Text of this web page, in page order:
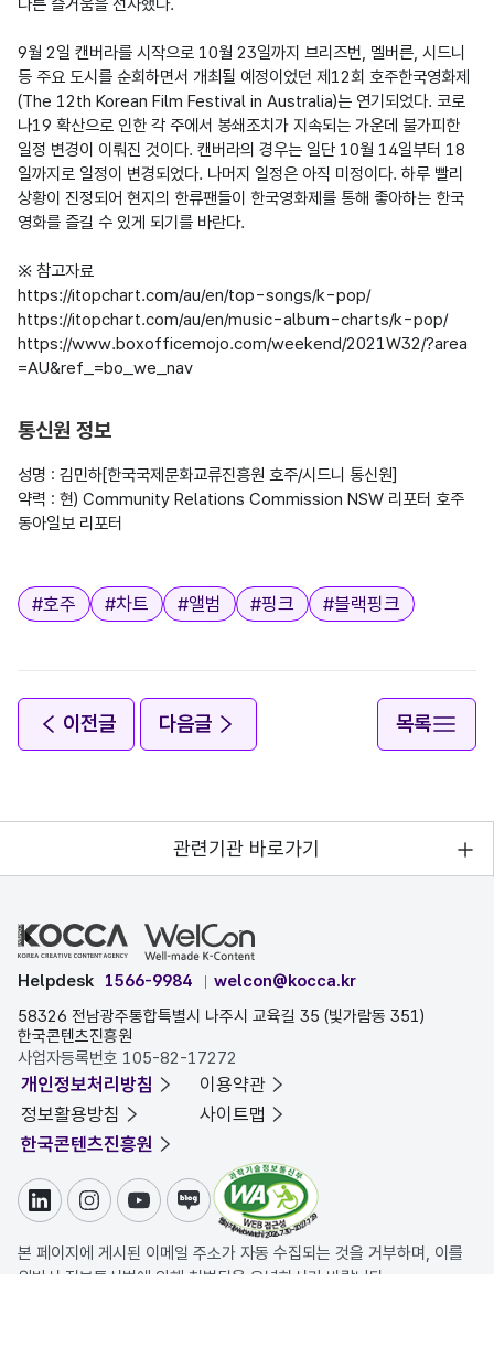
9월 2일 캔버라를 시작으로 10월 23일까지 브리즈번, 멜버른, 시드니
등 주요 도시를 순회하면서 개최될 예정이었던 제12회 호주한국영화제
(The 12th Korean Film Festival in Australia)는 연기되었다. 코로
나19 확산으로 인한 각 주에서 봉쇄조치가 지속되는 가운데 불가피한
일정 변경이 이뤄진 것이다. 캔버라의 경우는 일단 10월 14일부터 18
일까지로 일정이 변경되었다. 나머지 일정은 아직 미정이다. 하루 빨리
상황이 진정되어 현지의 한류팬들이 한국영화제를 통해 좋아하는 한국
영화를 즐길 수 있게 되기를 바란다.
※ 참고자료
https://itopchart.com/au/en/top-songs/k-pop/
https://itopchart.com/au/en/music-album-charts/k-pop/
https://www.boxofficemojo.com/weekend/2021W32/?area
=AU&ref_=bo_we_nav
통신원 정보
성명 : 김민하[한국국제문화교류진흥원 호주/시드니 통신원]
약력 : 현) Community Relations Commission NSW 리포터 호주
동아일보 리포터
태그
#호주 #차트 #앨범 #핑크 #블랙핑크
이전글 다음글 목록
관련기관 바로가기
Helpdesk 1566-9984
welcon@kocca.kr
58326 전남광주통합특별시 나주시 교육길 35 (빛가람동 351)
한국콘텐츠진흥원
사업자등록번호 105-82-17272
개인정보처리방침
이용약관
정보활용방침
사이트맵
한국콘텐츠진흥원
링크드인인스타그램
유튜브블로그
본 페이지에 게시된 이메일 주소가 자동 수집되는 것을 거부하며, 이를
위반시 정보통신법에 의해 처벌됨을 유념하시기 바랍니다.